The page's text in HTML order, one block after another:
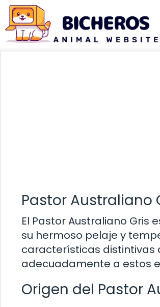
Saltar
contenido
Pastor Australiano
El Pastor Australiano
su hermoso pelaje y
características distintivas
adecuadamente a estos
Origen del Pastor